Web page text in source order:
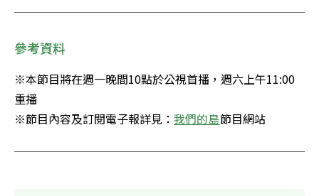
參考資料
※本節目將在週一晚間10點於公視首播，週六上午11:00
重播
※節目內容及訂閱電子報詳見： 我們的島節目網站